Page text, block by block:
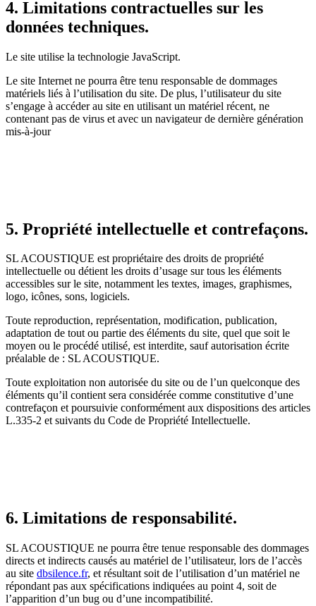
4. Limitations contractuelles sur les
données techniques.
Le site utilise la technologie JavaScript.
Le site Internet ne pourra être tenu responsable de dommages
matériels liés à l’utilisation du site. De plus, l’utilisateur du site
s’engage à accéder au site en utilisant un matériel récent, ne
contenant pas de virus et avec un navigateur de dernière génération
mis-à-jour
5. Propriété intellectuelle et contrefaçons.
SL ACOUSTIQUE est propriétaire des droits de propriété
intellectuelle ou détient les droits d’usage sur tous les éléments
accessibles sur le site, notamment les textes, images, graphismes,
logo, icônes, sons, logiciels.
Toute reproduction, représentation, modification, publication,
adaptation de tout ou partie des éléments du site, quel que soit le
moyen ou le procédé utilisé, est interdite, sauf autorisation écrite
préalable de : SL ACOUSTIQUE.
Toute exploitation non autorisée du site ou de l’un quelconque des
éléments qu’il contient sera considérée comme constitutive d’une
contrefaçon et poursuivie conformément aux dispositions des articles
L.335-2 et suivants du Code de Propriété Intellectuelle.
6. Limitations de responsabilité.
SL ACOUSTIQUE ne pourra être tenue responsable des dommages
directs et indirects causés au matériel de l’utilisateur, lors de l’accès
au site dbsilence.fr, et résultant soit de l’utilisation d’un matériel ne
répondant pas aux spécifications indiquées au point 4, soit de
l’apparition d’un bug ou d’une incompatibilité.